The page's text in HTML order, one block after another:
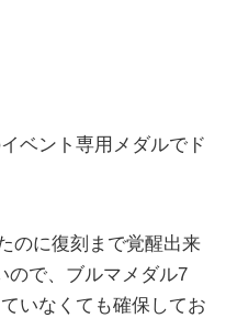
ベント専用メダルでド
のに復刻まで覚醒出来
ので、ブルマメダル7
いなくても確保してお